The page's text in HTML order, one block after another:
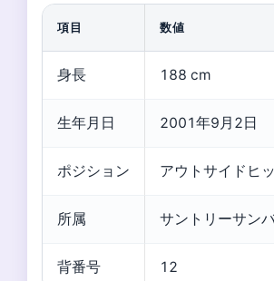
項目 数値
身長 188 cm
生年月日 2001年9月2日
ポジション アウトサイドヒ
所属 サントリーサン
背番号 12